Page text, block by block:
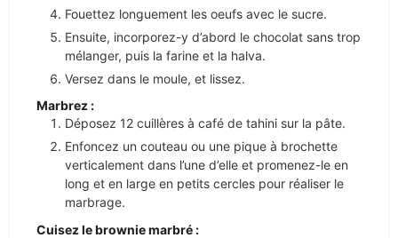
Fouettez longuement les oeufs avec le sucre.
Ensuite, incorporez-y d’abord le chocolat sans trop
mélanger, puis la farine et la halva.
Versez dans le moule, et lissez.
Marbrez :
Déposez 12 cuillères à café de tahini sur la pâte.
Enfoncez un couteau ou une pique à brochette
verticalement dans l’une d’elle et promenez-le en
long et en large en petits cercles pour réaliser le
marbrage.
Cuisez le brownie marbré :